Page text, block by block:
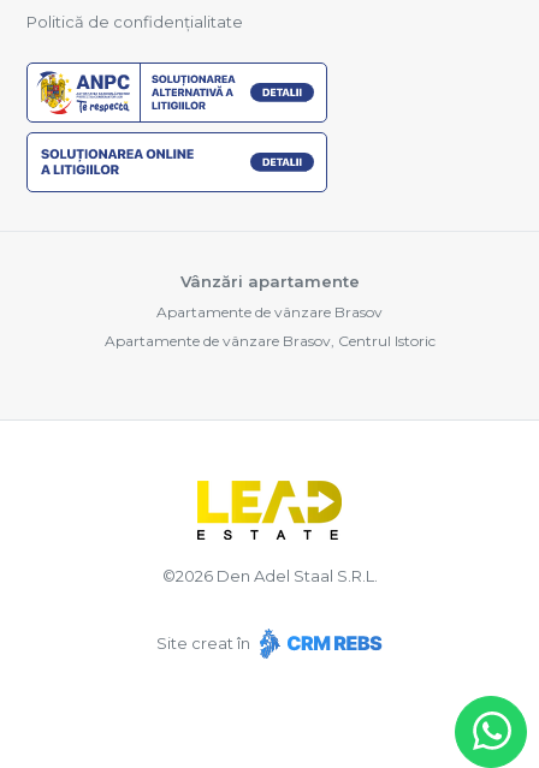
Politică de confidențialitate
Vânzări apartamente
Apartamente de vânzare Brasov
Apartamente de vânzare Brasov, Centrul Istoric
©2026Den Adel Staal S.R.L.
Site creat în